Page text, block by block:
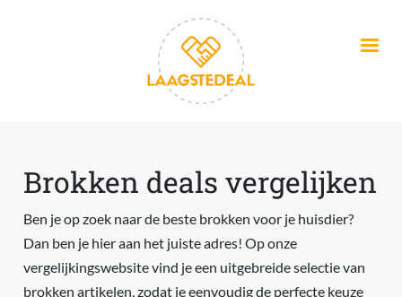
Brokken deals vergelijken
Ben je op zoek naar de beste brokken voor je huisdier?
Dan ben je hier aan het juiste adres! Op onze
vergelijkingswebsite vind je een uitgebreide selectie van
brokken artikelen, zodat je eenvoudig de perfecte keuze